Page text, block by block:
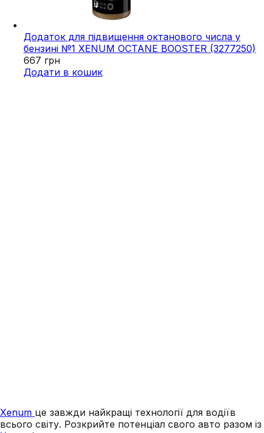
Додаток для підвищення октанового числа у
бензині №1 XENUM OCTANE BOOSTER (3277250)
667 грн
Додати в кошик
Xenum це завжди найкращі технології для водіїв
всього світу. Розкрийте потенціал свого авто разом із